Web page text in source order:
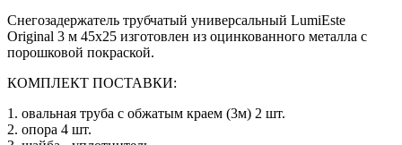
Снегозадержатель трубчатый универсальный LumiEste
Original 3 м 45х25 изготовлен из оцинкованного металла с
порошковой покраской.
КОМПЛЕКТ ПОСТАВКИ:
1. овальная труба с обжатым краем (3м) 2 шт.
2. опора 4 шт.